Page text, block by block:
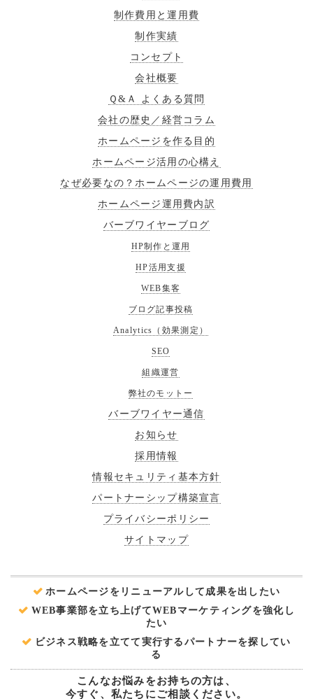
制作費用と運用費
制作実績
コンセプト
会社概要
Ｑ&Ａ よくある質問
会社の歴史／経営コラム
ホームページを作る目的
ホームページ活用の心構え
なぜ必要なの？ホームページの運用費用
ホームページ運用費内訳
バーブワイヤーブログ
HP制作と運用
HP活用支援
WEB集客
ブログ記事投稿
Analytics（効果測定）
SEO
組織運営
弊社のモットー
バーブワイヤー通信
お知らせ
採用情報
情報セキュリティ基本方針
パートナーシップ構築宣言
プライバシーポリシー
サイトマップ
ホームページをリニューアルして成果を出したい
WEB事業部を立ち上げてWEBマーケティングを強化し
たい
ビジネス戦略を立てて実行するパートナーを探してい
る
こんなお悩みをお持ちの方は、
今すぐ、私たちにご相談ください。